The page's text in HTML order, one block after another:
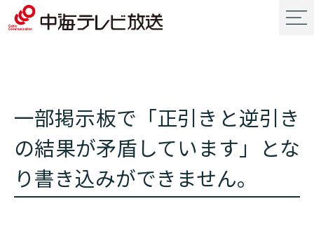
一部掲示板で「正引きと逆引き
の結果が矛盾しています」とな
り書き込みができません。